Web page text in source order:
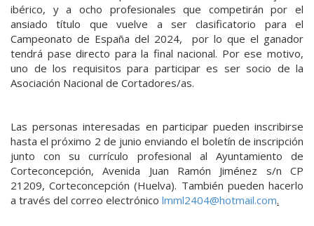
ibérico, y a ocho profesionales que competirán por el
ansiado título que vuelve a ser clasificatorio para el
Campeonato de España del 2024, por lo que el ganador
tendrá pase directo para la final nacional. Por ese motivo,
uno de los requisitos para participar es ser socio de la
Asociación Nacional de Cortadores/as.
Las personas interesadas en participar pueden inscribirse
hasta el próximo 2 de junio enviando el boletín de inscripción
junto con su currículo profesional al Ayuntamiento de
Corteconcepción, Avenida Juan Ramón Jiménez s/n CP
21209, Corteconcepción (Huelva). También pueden hacerlo
a través del correo electrónico lmml2404@hotmail.com.